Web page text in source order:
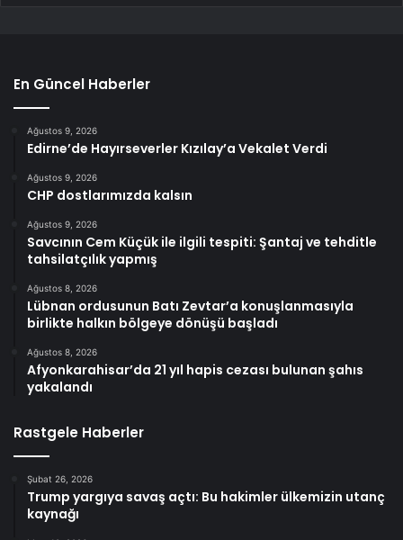
En Güncel Haberler
Ağustos 9, 2026
Edirne’de Hayırseverler Kızılay’a Vekalet Verdi
Ağustos 9, 2026
CHP dostlarımızda kalsın
Ağustos 9, 2026
Savcının Cem Küçük ile ilgili tespiti: Şantaj ve tehditle
tahsilatçılık yapmış
Ağustos 8, 2026
Lübnan ordusunun Batı Zevtar’a konuşlanmasıyla
birlikte halkın bölgeye dönüşü başladı
Ağustos 8, 2026
Afyonkarahisar’da 21 yıl hapis cezası bulunan şahıs
yakalandı
Rastgele Haberler
Şubat 26, 2026
Trump yargıya savaş açtı: Bu hakimler ülkemizin utanç
kaynağı